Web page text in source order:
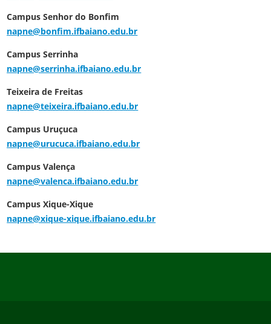
Campus Senhor do Bonfim
napne@bonfim.ifbaiano.edu.br
Campus Serrinha
napne@serrinha.ifbaiano.edu.br
Teixeira de Freitas
napne@teixeira.ifbaiano.edu.br
Campus Uruçuca
napne@urucuca.ifbaiano.edu.br
Campus Valença
napne@valenca.ifbaiano.edu.br
Campus Xique-Xique
napne@xique-xique.ifbaiano.edu.br